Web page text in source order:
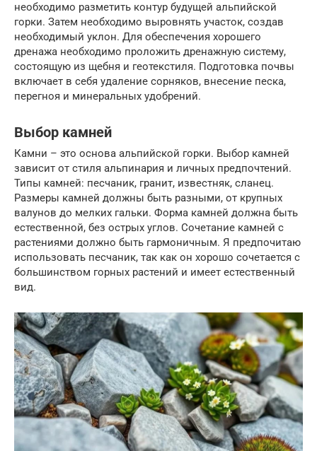
необходимо разметить контур будущей альпийской
горки. Затем необходимо выровнять участок, создав
необходимый уклон. Для обеспечения хорошего
дренажа необходимо проложить дренажную систему,
состоящую из щебня и геотекстиля. Подготовка почвы
включает в себя удаление сорняков, внесение песка,
перегноя и минеральных удобрений.
Выбор камней
Камни – это основа альпийской горки. Выбор камней
зависит от стиля альпинария и личных предпочтений.
Типы камней: песчаник, гранит, известняк, сланец.
Размеры камней должны быть разными, от крупных
валунов до мелких гальки. Форма камней должна быть
естественной, без острых углов. Сочетание камней с
растениями должно быть гармоничным. Я предпочитаю
использовать песчаник, так как он хорошо сочетается с
большинством горных растений и имеет естественный
вид.